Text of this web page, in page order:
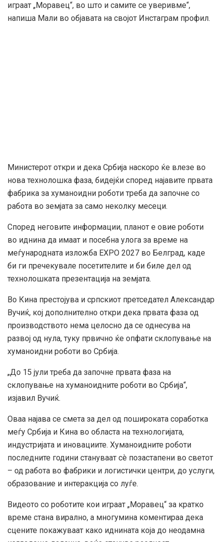
играат „Моравец“, во што и самите се уверивме“,
напиша Мали во објавата на својот Инстаграм профил.
Министерот откри и дека Србија наскоро ќе влезе во
нова технолошка фаза, бидејќи според најавите првата
фабрика за хуманоидни роботи треба да започне со
работа во земјата за само неколку месеци.
Според неговите информации, планот е овие роботи
во иднина да имаат и посебна улога за време на
меѓународната изложба EXPO 2027 во Белград, каде
би ги пречекувале посетителите и би биле дел од
технолошката презентација на земјата.
Во Кина престојува и српскиот претседател Александар
Вучиќ, кој дополнително откри дека првата фаза од
производството нема целосно да се однесува на
развој од нула, туку првично ќе опфати склопување на
хуманоидни роботи во Србија.
„До 15 јули треба да започне првата фаза на
склопување на хуманоидните роботи во Србија“,
изјавил Вучиќ.
Оваа најава се смета за дел од пошироката соработка
меѓу Србија и Кина во областа на технологијата,
индустријата и иновациите. Хуманоидните роботи
последните години стануваат сè позастапени во светот
– од работа во фабрики и логистички центри, до услуги,
образование и интеракција со луѓе.
Видеото со роботите кои играат „Моравец“ за кратко
време стана вирално, а многумина коментираа дека
сцените покажуваат како иднината која до неодамна